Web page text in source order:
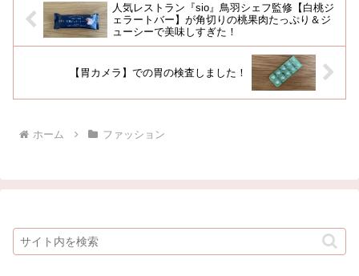
人気レストラン『sio』鳥羽シェフ監修【白桃ジ
ェラートバー】が角切りの桃果肉たっぷり＆ジ
ューシーで美味しすぎた！
【胃カメラ】での胃の検査しました！
ホーム ファッション